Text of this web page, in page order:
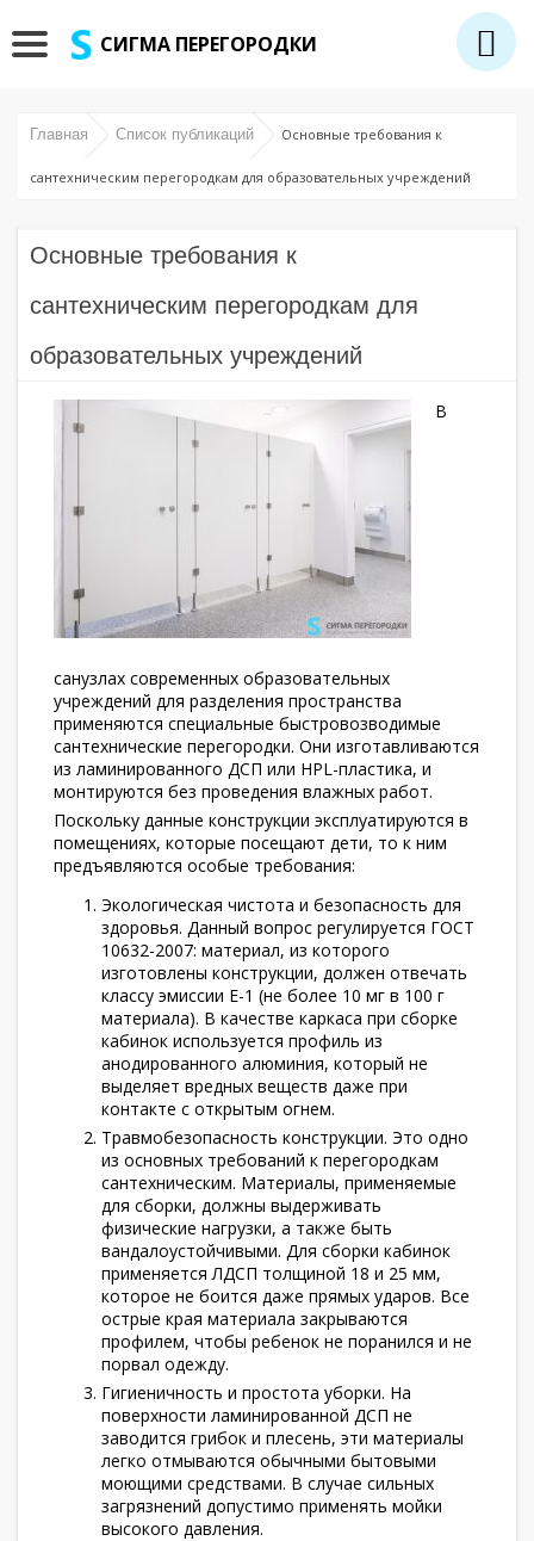
СИГМА ПЕРЕГОРОДКИ
Главная Список публикаций Основные требования к
сантехническим перегородкам для образовательных учреждений
Основные требования к
сантехническим перегородкам для
образовательных учреждений
В
санузлах современных образовательных
учреждений для разделения пространства
применяются специальные быстровозводимые
сантехнические перегородки. Они изготавливаются
из ламинированного ДСП или HPL-пластика, и
монтируются без проведения влажных работ.
Поскольку данные конструкции эксплуатируются в
помещениях, которые посещают дети, то к ним
предъявляются особые требования:
Экологическая чистота и безопасность для
здоровья. Данный вопрос регулируется ГОСТ
10632-2007: материал, из которого
изготовлены конструкции, должен отвечать
классу эмиссии Е-1 (не более 10 мг в 100 г
материала). В качестве каркаса при сборке
кабинок используется профиль из
анодированного алюминия, который не
выделяет вредных веществ даже при
контакте с открытым огнем.
Травмобезопасность конструкции. Это одно
из основных требований к перегородкам
сантехническим. Материалы, применяемые
для сборки, должны выдерживать
физические нагрузки, а также быть
вандалоустойчивыми. Для сборки кабинок
применяется ЛДСП толщиной 18 и 25 мм,
которое не боится даже прямых ударов. Все
острые края материала закрываются
профилем, чтобы ребенок не поранился и не
порвал одежду.
Гигиеничность и простота уборки. На
поверхности ламинированной ДСП не
заводится грибок и плесень, эти материалы
легко отмываются обычными бытовыми
моющими средствами. В случае сильных
загрязнений допустимо применять мойки
высокого давления.